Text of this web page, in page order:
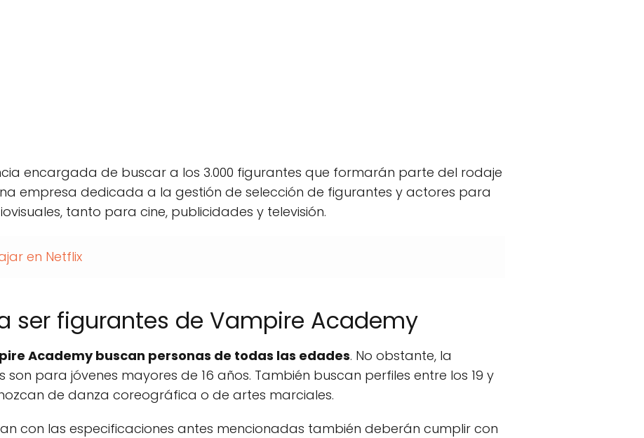
encargada de buscar a los 3.000 figurantes que formarán parte del rodaje
empresa dedicada a la gestión de selección de figurantes y actores para
tanto para cine, publicidades y televisión.
en Netflix
ser figurantes de Vampire Academy
Academy buscan personas de todas las edades. No obstante, la
para jóvenes mayores de 16 años. También buscan perfiles entre los 19 y
de danza coreográfica o de artes marciales.
con las especificaciones antes mencionadas también deberán cumplir con